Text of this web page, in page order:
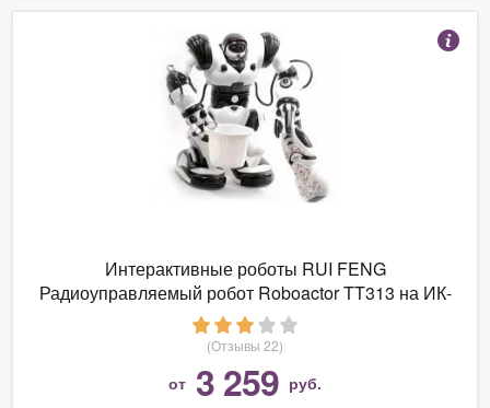
Интерактивные роботы RUI FENG
Радиоуправляемый робот Roboactor TT313 на ИК-
управлении - TT313
(Отзывы 22)
от 3 259 руб.